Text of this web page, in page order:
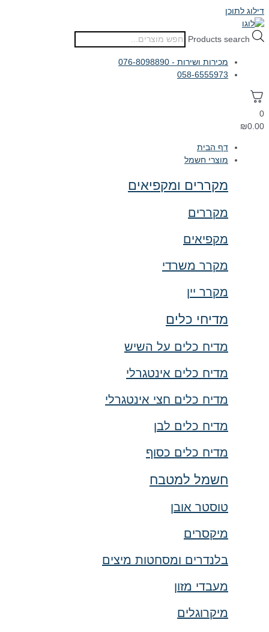
דילוג לתוכן
Products search
מכירות ושירות - 076-8098890
058-6555973
0
₪0.00
דף הבית
מוצרי חשמל
מקררים ומקפיאים
מקררים
מקפיאים
מקרר משרדי
מקרר יין
מדיחי כלים
מדיח כלים על השיש
מדיח כלים אינטגרלי
מדיח כלים חצי אינטגרלי
מדיח כלים לבן
מדיח כלים כסוף
חשמל למטבח
טוסטר אובן
מיקסרים
בלנדרים ומסחטות מיצים
מעבדי מזון
מיקרוגלים